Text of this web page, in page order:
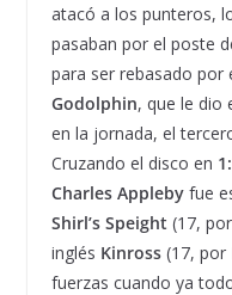
atacó a los punteros,
pasaban por el poste
para ser rebasado por
Godolphin, que le dio
en la jornada, el
Cruzando el disco en
Charles Appleby fue
Shirl’s Speight (17,
inglés Kinross(17, por
fuerzas cuando ya